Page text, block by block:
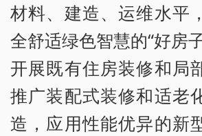
材料、建造、运维水平
全舒适绿色智慧的“好房
开展既有住房装修和局
推广装配式装修和适老
造，应用性能优异的新